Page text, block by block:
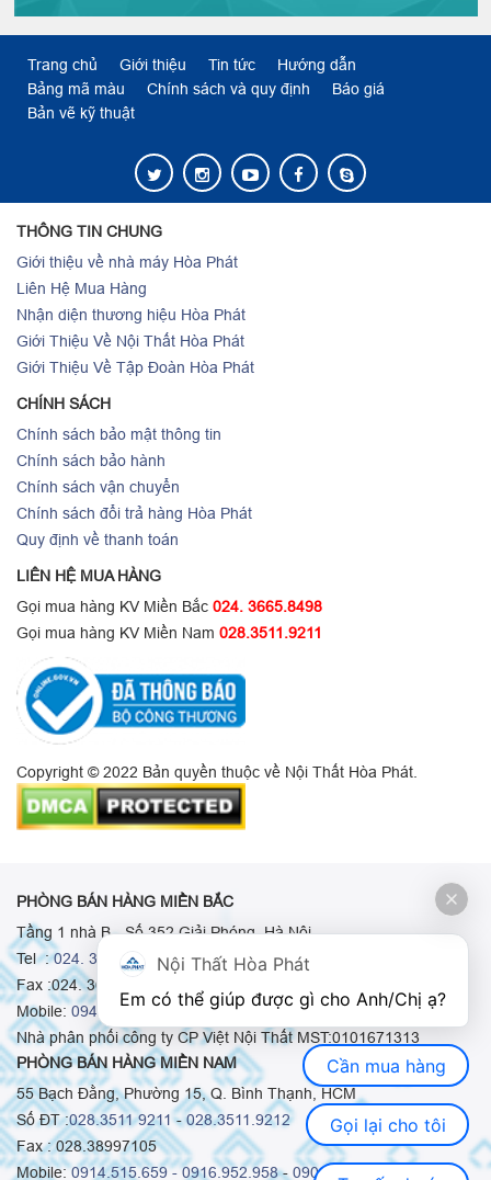
Trang chủ Giới thiệu Tin tức
Hướng dẫn
Bảng mã màu
Chính sách và quy định
Báo giá
Bản vẽ kỹ thuật
THÔNG TIN CHUNG
Giới thiệu về nhà máy Hòa Phát
Liên Hệ Mua Hàng
Nhận diện thương hiệu Hòa Phát
Giới Thiệu Về Nội Thất Hòa Phát
Giới Thiệu Về Tập Đoàn Hòa Phát
CHÍNH SÁCH
Chính sách bảo mật thông tin
Chính sách bảo hành
Chính sách vận chuyển
Chính sách đổi trả hàng Hòa Phát
Quy định về thanh toán
LIÊN HỆ MUA HÀNG
Gọi mua hàng KV Miền Bắc 024. 3665.8498
Gọi mua hàng KV Miền Nam 028.3511.9211
Copyright © 2022 Bản quyền thuộc về Nội Thất Hòa Phát.
PHÒNG BÁN HÀNG MIỀN BẮC
Tầng 1 nhà B - Số 352 Giải Phóng, Hà Nội
Tel :024. 3665 8498-024. 3665 8966-024. 3665 8993
Fax :024. 3664.9379
Mobile: 0948.511.555- 0973.375.668- 0942.155.688
Nhà phân phối công ty CP Việt Nội Thất MST:0101671313
PHÒNG BÁN HÀNG MIỀN NAM
55 Bạch Đằng, Phường 15, Q. Bình Thạnh, HCM
Số ĐT :028.3511 9211-028.3511.9212
Fax : 028.38997105
Mobile:0914.515.659 -0916.952.958- 0903.331.921
Nội Thất Hòa Phát
Cần mua hàng
Gọi lại cho tôi